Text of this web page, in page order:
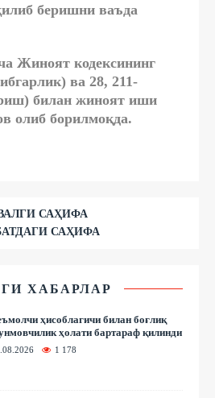
беришни ваъда
Жиноят кодексининг
ва 28, 211-
билан жиноят иши
олиб борилмоқда.
САҲИФА
САҲИФА
ХАБАРЛАР
ҳисоблагичи билан боғлиқ
ҳолати бартараф қилинди
1 178